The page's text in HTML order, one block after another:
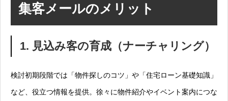
集客メールのメリット
1. 見込み客の育成（ナーチャリング）
検討初期段階では「物件探しのコツ」や「住宅ローン基礎知識」
など、役立つ情報を提供。徐々に物件紹介やイベント案内につな